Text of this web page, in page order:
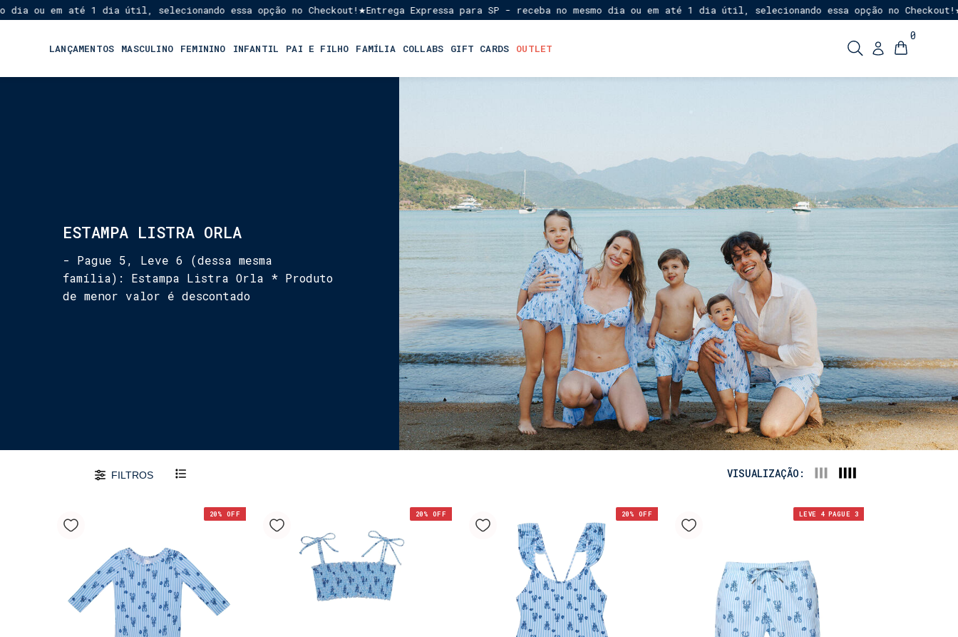
ou em até 1 dia útil, selecionando essa opção no Checkout!★Entrega Expressa para SP - receba no mesmo dia ou em até 1 dia útil, selecionando essa opção no Checkout!★
LANÇAMENTOS MASCULINO FEMININO INFANTIL PAI E FILHO FAMÍLIA COLLABS GIFT CARDS OUTLET
0
ESTAMPA LISTRA ORLA
- Pague 5, Leve 6 (dessa mesma
família): Estampa Listra Orla * Produto
de menor valor é descontado
FILTROS VISUALIZAÇÃO:
20% OFF 20% OFF 20% OFF LEVE 4 PAGUE 3